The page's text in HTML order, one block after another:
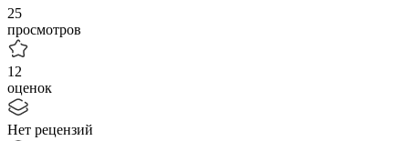
25
просмотров
12
оценок
Нет рецензий